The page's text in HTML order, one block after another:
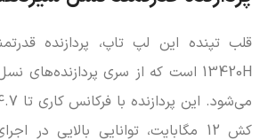
کش 12 مگابایت، توانایی بالایی در